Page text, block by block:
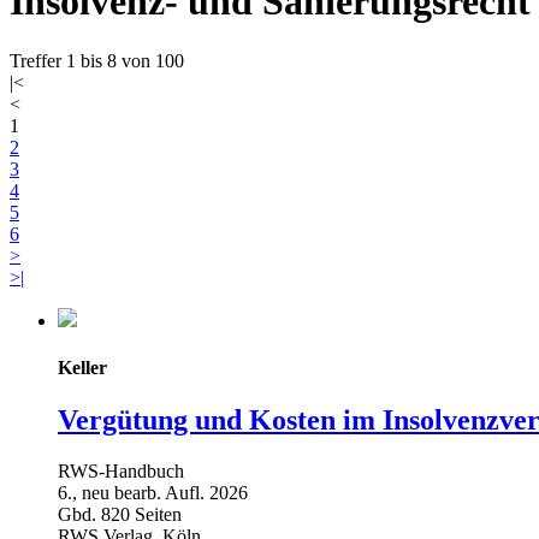
Treffer 1 bis 8 von 100
|<
<
1
2
3
4
5
6
>
>|
Keller
Vergütung und Kosten im
RWS-Handbuch
6., neu bearb. Aufl. 2026
Gbd. 820 Seiten